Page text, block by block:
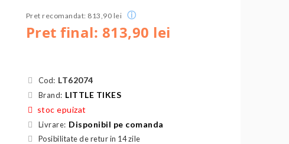
Pret final: 813,90 lei
Pret recomandat: 813,90 lei ⓘ
Cod: LT62074
Brand: LITTLE TIKES
stoc epuizat
Livrare: Disponibil pe comanda
Posibilitate de retur in 14 zile